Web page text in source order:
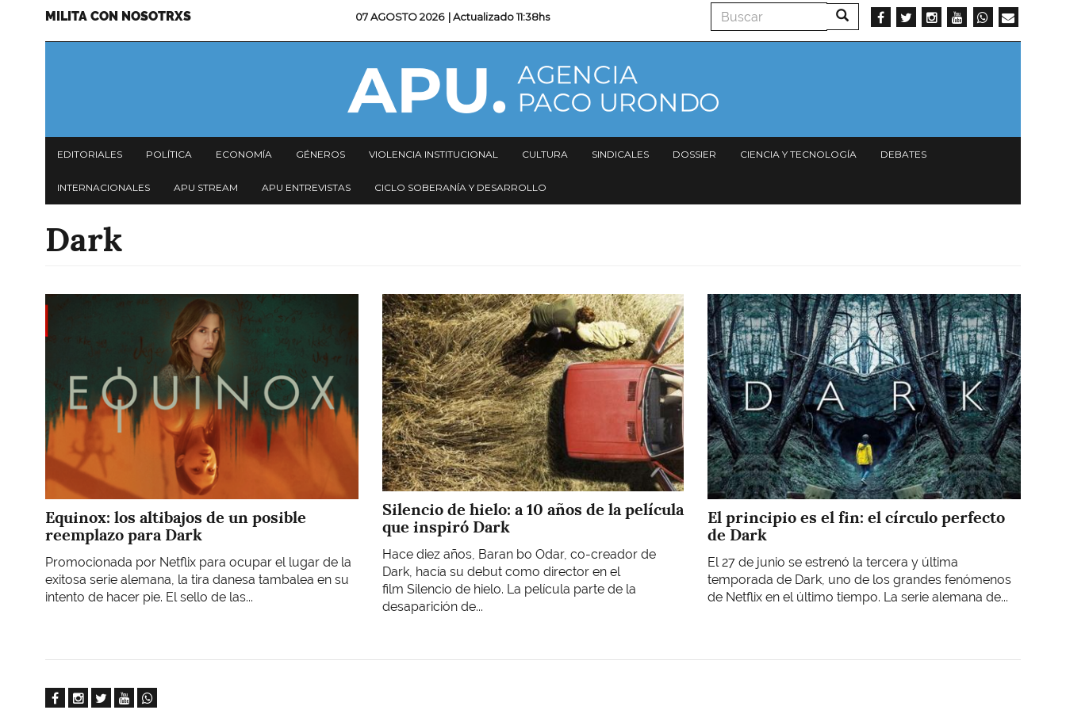
Menu
MILITA CON NOSOTRXS 07 AGOSTO 2026 | Actualizado11:38hs Buscar Buscar
Navegación
principal
EDITORIALES POLÍTICA ECONOMÍA GÉNEROS VIOLENCIA INSTITUCIONAL CULTURA SINDICALES DOSSIER CIENCIA Y TECNOLOGÍA DEBATES
INTERNACIONALES APU STREAM APU ENTREVISTAS CICLO SOBERANÍA Y DESARROLLO
Dark
Imagen
Equinox: los altibajos de un posible
reemplazo para Dark
Promocionada por Netflix para ocupar el lugar de la
exitosa serie alemana, la tira danesa tambalea en su
intento de hacer pie. El sello de las...
Imagen
Silencio de hielo: a 10 años de la película
que inspiró Dark
Hace diez años, Baran bo Odar, co-creador de
Dark, hacía su debut como director en el
film Silencio de hielo. La película parte de la
desaparición de...
Imagen
El principio es el fin: el círculo perfecto
de Dark
El 27 de junio se estrenó la tercera y última
temporada de Dark, uno de los grandes fenómenos
de Netflix en el último tiempo. La serie alemana de...